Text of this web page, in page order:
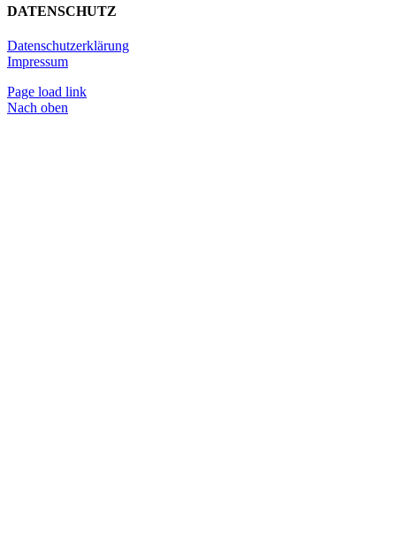
DATENSCHUTZ
Datenschutzerklärung
Impressum
Page load link
Nach oben